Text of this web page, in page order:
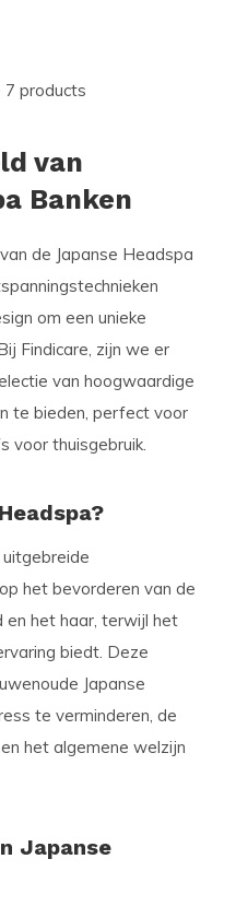
products
van
Banken
de Japanse Headspa
om een unieke
Findicare, zijn we er
van hoogwaardige
te bieden, perfect voor
voor thuisgebruik.
uitgebreide
het bevorderen van de
en het haar, terwijl het
biedt. Deze
Japanse
te verminderen, de
het algemene welzijn
Japanse